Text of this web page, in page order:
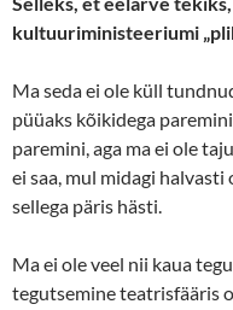
kultuuriministeeriumi
Ma seda ei ole küll
püüaks kõikidega
paremini, aga ma ei ole
ei saa, mul midagi
sellega päris hästi.
Ma ei ole veel nii kaua
tegutsemine teatrisfääris